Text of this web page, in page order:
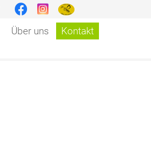
Über uns Kontakt